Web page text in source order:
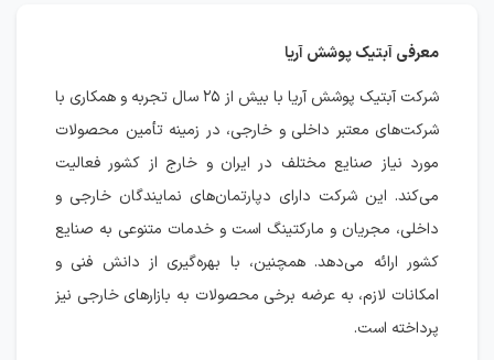
معرفی آبتیک پوشش آریا
شرکت آبتیک پوشش آریا با بیش از ۲۵ سال تجربه و همکاری با
شرکت‌های معتبر داخلی و خارجی، در زمینه تأمین محصولات
مورد نیاز صنایع مختلف در ایران و خارج از کشور فعالیت
می‌کند. این شرکت دارای دپارتمان‌های نمایندگان خارجی و
داخلی، مجریان و مارکتینگ است و خدمات متنوعی به صنایع
کشور ارائه می‌دهد. همچنین، با بهره‌گیری از دانش فنی و
امکانات لازم، به عرضه برخی محصولات به بازارهای خارجی نیز
پرداخته است.